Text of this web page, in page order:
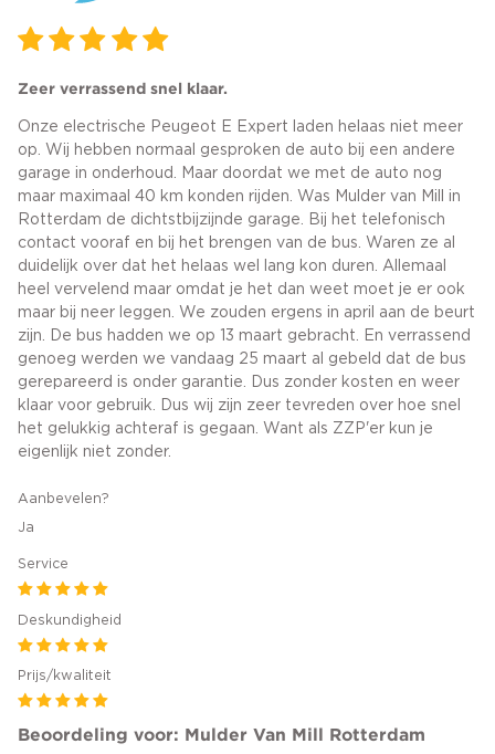
Zeer verrassend snel klaar.
Onze electrische Peugeot E Expert laden helaas niet meer
op. Wij hebben normaal gesproken de auto bij een andere
garage in onderhoud. Maar doordat we met de auto nog
maar maximaal 40 km konden rijden. Was Mulder van Mill in
Rotterdam de dichtstbijzijnde garage. Bij het telefonisch
contact vooraf en bij het brengen van de bus. Waren ze al
duidelijk over dat het helaas wel lang kon duren. Allemaal
heel vervelend maar omdat je het dan weet moet je er ook
maar bij neer leggen. We zouden ergens in april aan de beurt
zijn. De bus hadden we op 13 maart gebracht. En verrassend
genoeg werden we vandaag 25 maart al gebeld dat de bus
gerepareerd is onder garantie. Dus zonder kosten en weer
klaar voor gebruik. Dus wij zijn zeer tevreden over hoe snel
het gelukkig achteraf is gegaan. Want als ZZP'er kun je
eigenlijk niet zonder.
Aanbevelen?
Ja
Service
Deskundigheid
Prijs/kwaliteit
Beoordeling voor: Mulder Van Mill Rotterdam